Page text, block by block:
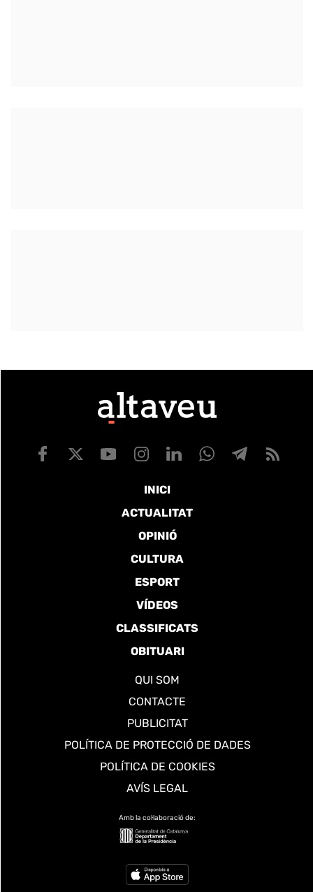
INICI
ACTUALITAT
OPINIÓ
CULTURA
ESPORT
VÍDEOS
CLASSIFICATS
OBITUARI
QUI SOM
CONTACTE
PUBLICITAT
POLÍTICA DE PROTECCIÓ DE DADES
POLÍTICA DE COOKIES
AVÍS LEGAL
Amb la col·laboració de: